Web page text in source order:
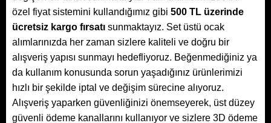
özel fiyat sistemini kullandığımız gibi 500 TL üzerinde
ücretsiz kargo fırsatı sunmaktayız. Set üstü ocak
alımlarınızda her zaman sizlere kaliteli ve doğru bir
alışveriş yapısı sunmayı hedefliyoruz. Beğenmediğiniz ya
da kullanım konusunda sorun yaşadığınız ürünlerimizi
hızlı bir şekilde iptal ve değişim sürecine alıyoruz.
Alışveriş yaparken güvenliğinizi önemseyerek, üst düzey
güvenli ödeme kanallarını kullanıyor ve sizlere 3D ödeme